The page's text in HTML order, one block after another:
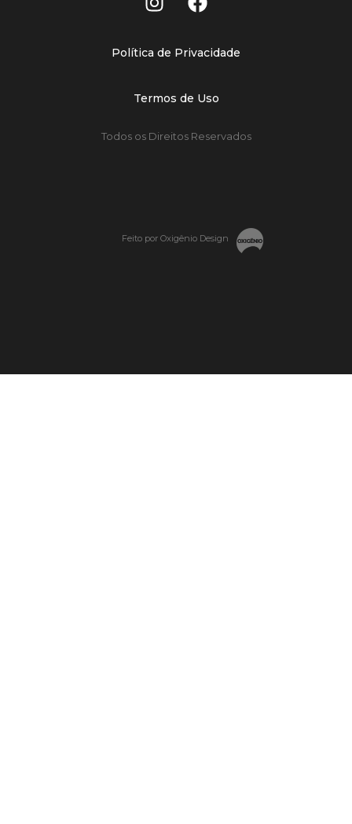
Política de Privacidade
Termos de Uso
Todos os Direitos Reservados
Feito por Oxigênio Design